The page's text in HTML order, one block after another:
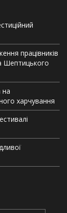
працівників
Шептицького
на
харчування